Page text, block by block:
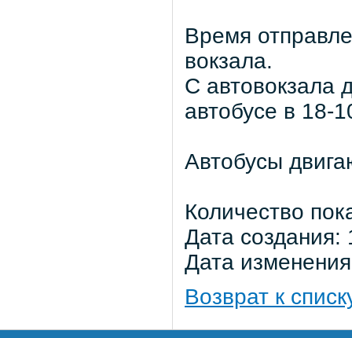
Время
вокзала.
С автовокзала
автобусе в 18-
Автобусы
Количество
Дата
Дата
Возврат к